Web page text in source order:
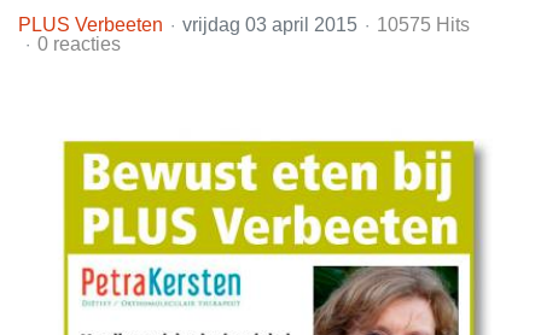
PLUS Verbeeten vrijdag 03 april 2015
10575 Hits
0 reacties